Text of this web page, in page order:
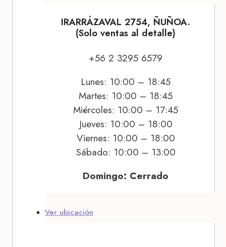
IRARRÁZAVAL 2754, ÑUÑOA.
(Solo ventas al detalle)
+56 2 3295 6579
Lunes: 10:00 – 18:45
Martes: 10:00 – 18:45
Miércoles: 10:00 – 17:45
Jueves: 10:00 – 18:00
Viernes: 10:00 – 18:00
Sábado: 10:00 – 13:00
Domingo: Cerrado
Ver ubicación